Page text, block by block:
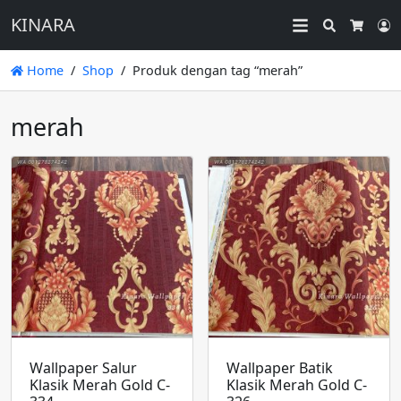
KINARA
Search
Home Shop Produk dengan tag “merah”
merah
Wallpaper Salur
Klasik Merah Gold C-
Wallpaper Batik
Klasik Merah Gold C-